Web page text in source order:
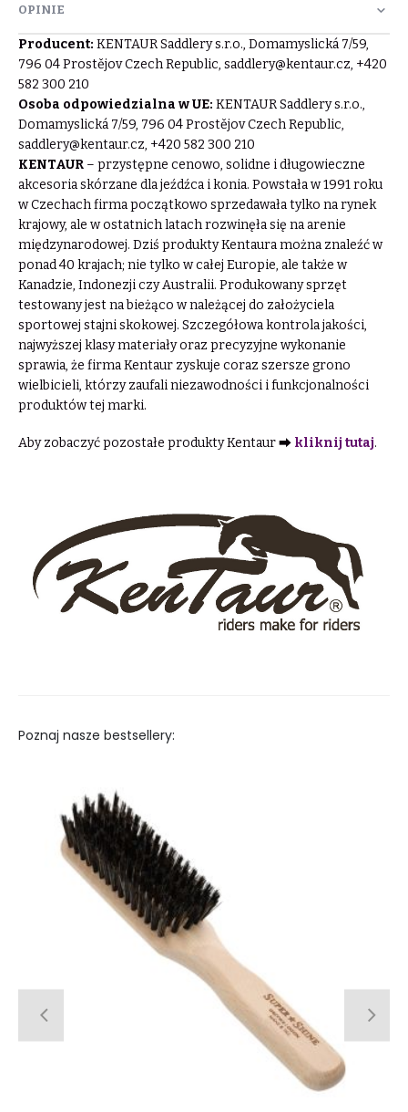
OPINIE
Producent: KENTAUR Saddlery s.r.o., Domamyslická 7/59,
796 04 Prostějov Czech Republic, saddlery@kentaur.cz, +420
582 300 210
Osoba odpowiedzialna w UE: KENTAUR Saddlery s.r.o.,
Domamyslická 7/59, 796 04 Prostějov Czech Republic,
saddlery@kentaur.cz, +420 582 300 210
KENTAUR – przystępne cenowo, solidne i długowieczne
akcesoria skórzane dla jeźdźca i konia. Powstała w 1991 roku
w Czechach firma początkowo sprzedawała tylko na rynek
krajowy, ale w ostatnich latach rozwinęła się na arenie
międzynarodowej. Dziś produkty Kentaura można znaleźć w
ponad 40 krajach; nie tylko w całej Europie, ale także w
Kanadzie, Indonezji czy Australii. Produkowany sprzęt
testowany jest na bieżąco w należącej do założyciela
sportowej stajni skokowej. Szczegółowa kontrola jakości,
najwyższej klasy materiały oraz precyzyjne wykonanie
sprawia, że firma Kentaur zyskuje coraz szersze grono
wielbicieli, którzy zaufali niezawodności i funkcjonalności
produktów tej marki.
Aby zobaczyć pozostałe produkty Kentaur ⮕ kliknij tutaj.
Poznaj nasze bestsellery: